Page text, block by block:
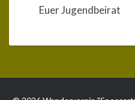
Euer Jugendbeirat